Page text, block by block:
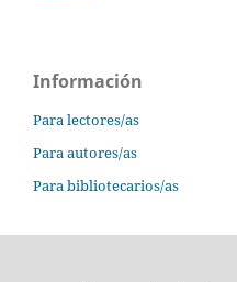
Información
Para lectores/as
Para autores/as
Para bibliotecarios/as